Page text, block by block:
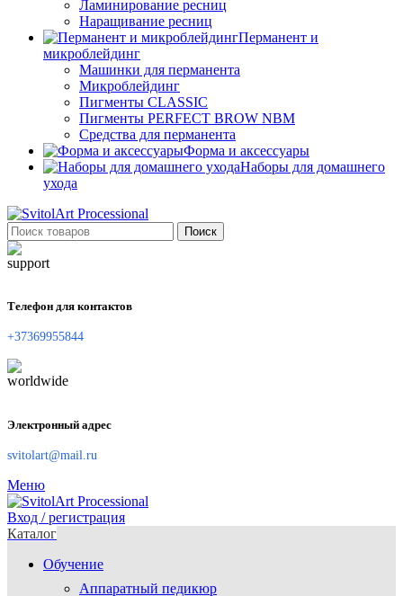
Ламинирование ресниц
Наращивание ресниц
Перманент и
микроблейдинг
Машинки для перманента
Микроблейдинг
Пигменты CLASSIC
Пигменты PERFECT BROW NBM
Средства для перманента
Форма и аксессуары
Наборы для домашнего
ухода
Поиск
Телефон для контактов
+37369955844
Электронный адрес
svitolart@mail.ru
Меню
Вход / регистрация
Каталог
Обучение
Аппаратный педикюр